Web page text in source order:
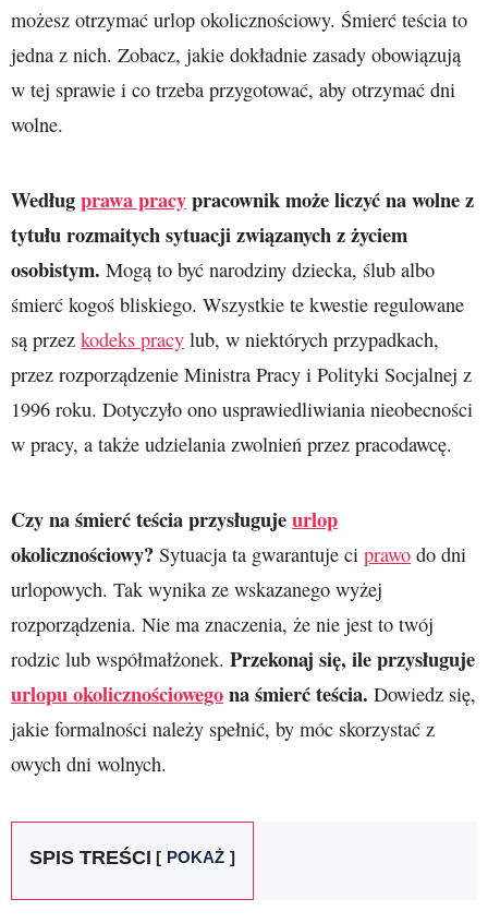
możesz otrzymać urlop okolicznościowy. Śmierć teścia to
jedna z nich. Zobacz, jakie dokładnie zasady obowiązują
w tej sprawie i co trzeba przygotować, aby otrzymać dni
wolne.
Wedługprawa pracypracownik może liczyć na wolne z
tytułu rozmaitych sytuacji związanych z życiem
osobistym. Mogą to być narodziny dziecka, ślub albo
śmierć kogoś bliskiego. Wszystkie te kwestie regulowane
są przez kodeks pracy lub, w niektórych przypadkach,
przez rozporządzenie Ministra Pracy i Polityki Socjalnej z
1996 roku. Dotyczyło ono usprawiedliwiania nieobecności
w pracy, a także udzielania zwolnień przez pracodawcę.
Czy na śmierć teścia przysługujeurlop
okolicznościowy? Sytuacja ta gwarantuje ci prawo do dni
urlopowych. Tak wynika ze wskazanego wyżej
rozporządzenia. Nie ma znaczenia, że nie jest to twój
rodzic lub współmałżonek. Przekonaj się, ile przysługuje
urlopu okolicznościowegona śmierć teścia. Dowiedz się,
jakie formalności należy spełnić, by móc skorzystać z
owych dni wolnych.
SPIS TREŚCI POKAŻ